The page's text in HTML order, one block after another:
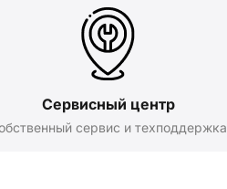
Сервисный центр
сервис и техподдержка